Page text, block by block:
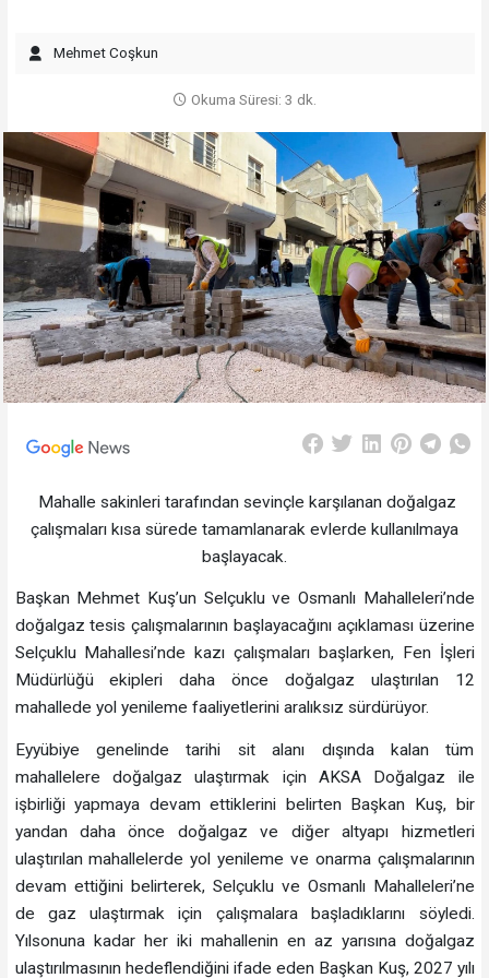
Mehmet Coşkun
Okuma Süresi: 3 dk.
Mahalle sakinleri tarafından sevinçle karşılanan doğalgaz
çalışmaları kısa sürede tamamlanarak evlerde kullanılmaya
başlayacak.
Başkan Mehmet Kuş’un Selçuklu ve Osmanlı Mahalleleri’nde
doğalgaz tesis çalışmalarının başlayacağını açıklaması üzerine
Selçuklu Mahallesi’nde kazı çalışmaları başlarken, Fen İşleri
Müdürlüğü ekipleri daha önce doğalgaz ulaştırılan 12
mahallede yol yenileme faaliyetlerini aralıksız sürdürüyor.
Eyyübiye genelinde tarihi sit alanı dışında kalan tüm
mahallelere doğalgaz ulaştırmak için AKSA Doğalgaz ile
işbirliği yapmaya devam ettiklerini belirten Başkan Kuş, bir
yandan daha önce doğalgaz ve diğer altyapı hizmetleri
ulaştırılan mahallelerde yol yenileme ve onarma çalışmalarının
devam ettiğini belirterek, Selçuklu ve Osmanlı Mahalleleri’ne
de gaz ulaştırmak için çalışmalara başladıklarını söyledi.
Yılsonuna kadar her iki mahallenin en az yarısına doğalgaz
ulaştırılmasının hedeflendiğini ifade eden Başkan Kuş, 2027 yılı